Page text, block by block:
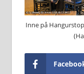
Inne på